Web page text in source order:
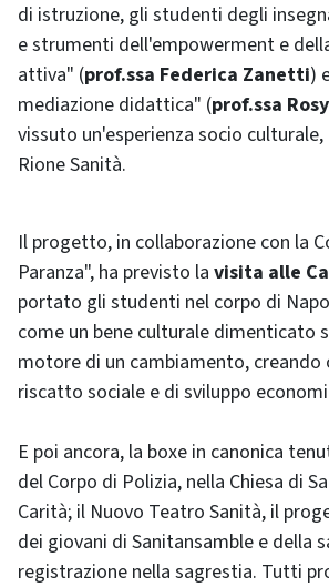
di istruzione, gli studenti degli
e strumenti dell'empowerment e
attiva" (prof.ssa Federica Zanetti)
mediazione didattica" (prof.ssa
vissuto un'esperienza socio
Rione Sanità.
Il progetto, in collaborazione con la
Paranza", ha previsto la visita alle
portato gli studenti nel corpo di
come un bene culturale dimenticato
motore di un cambiamento,
riscatto sociale e di sviluppo
E poi ancora, la boxe in canonica
del Corpo di Polizia, nella Chiesa di
Carità; il Nuovo Teatro Sanità, il
dei giovani di Sanitansamble e della
registrazione nella sagrestia. Tutti